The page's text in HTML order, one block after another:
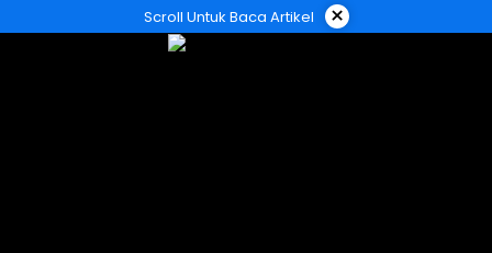
ke
Scroll Untuk Baca Artikel ×